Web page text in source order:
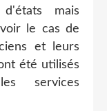
mais
le cas de
et leurs
été utilisés
services